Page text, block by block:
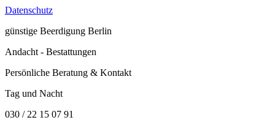
Datenschutz
günstige Beerdigung Berlin
Andacht - Bestattungen
Persönliche Beratung & Kontakt
Tag und Nacht
030 / 22 15 07 91